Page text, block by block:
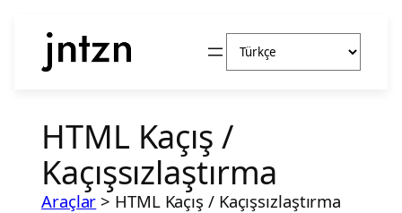
Dil
Seç
HTML Kaçış /
Kaçışsızlaştırma
Araçlar > HTML Kaçış / Kaçışsızlaştırma